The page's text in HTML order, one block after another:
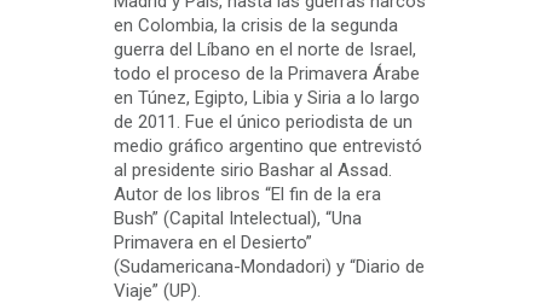
en Colombia, la crisis de la segunda
guerra del Líbano en el norte de Israel,
todo el proceso de la Primavera Árabe
en Túnez, Egipto, Libia y Siria a lo largo
de 2011. Fue el único periodista de un
medio gráfico argentino que entrevistó
al presidente sirio Bashar al Assad.
Autor de los libros “El fin de la era
Bush” (Capital Intelectual), “Una
Primavera en el Desierto”
(Sudamericana-Mondadori) y “Diario de
Viaje” (UP).